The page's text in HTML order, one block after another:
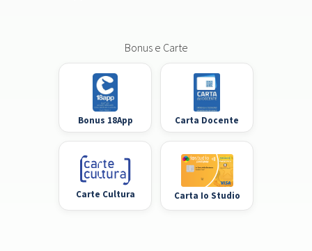
Bonus e Carte
Bonus 18App Carta Docente
Carte Cultura Carta Io Studio